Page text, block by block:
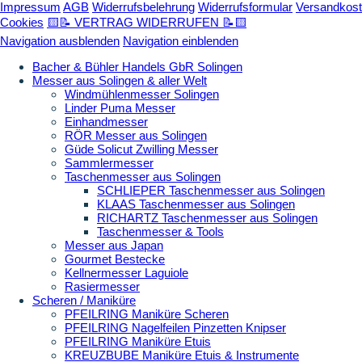
Impressum AGB Widerrufsbelehrung Widerrufsformular
Cookies 🟨📝 VERTRAG WIDERRUFEN 📝🟨
Navigation ausblenden Navigation einblenden
Bacher & Bühler Handels GbR Solingen
Messer aus Solingen & aller Welt
Windmühlenmesser Solingen
Linder Puma Messer
Einhandmesser
RÖR Messer aus Solingen
Güde Solicut Zwilling Messer
Sammlermesser
Taschenmesser aus Solingen
SCHLIEPER Taschenmesser aus Solingen
KLAAS Taschenmesser aus Solingen
RICHARTZ Taschenmesser aus Solingen
Taschenmesser & Tools
Messer aus Japan
Gourmet Bestecke
Kellnermesser Laguiole
Rasiermesser
Scheren / Maniküre
PFEILRING Maniküre Scheren
PFEILRING Nagelfeilen Pinzetten Knipser
PFEILRING Maniküre Etuis
KREUZBUBE Maniküre Etuis & Instrumente